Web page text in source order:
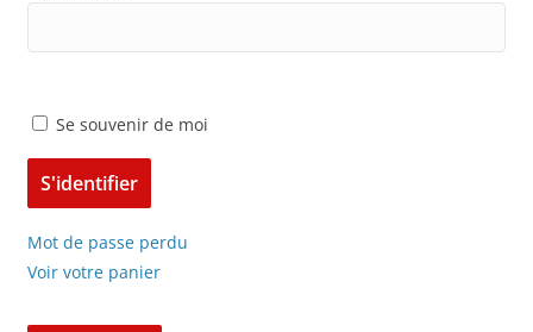
Se souvenir de moi
Mot de passe perdu
Voir votre panier